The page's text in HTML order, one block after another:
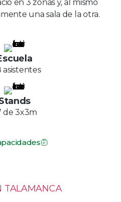
en 3 zonas y, al mismo
una sala de la otra.
asistentes
de 3x3m